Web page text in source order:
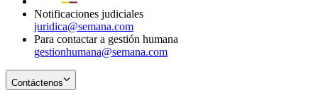
Notificaciones judiciales
juridica@semana.com
Para contactar a gestión humana
gestionhumana@semana.com
Contáctenos